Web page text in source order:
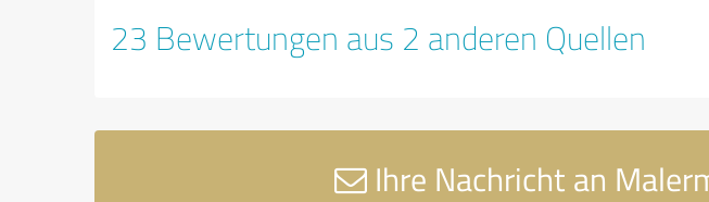
23 Bewertungen aus 2 anderen Quellen
Ihre Nachricht an